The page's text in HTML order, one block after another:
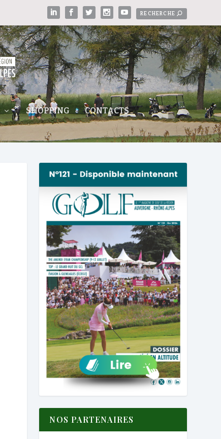
SHOPPING CONTACTS
NOS PARTENAIRES